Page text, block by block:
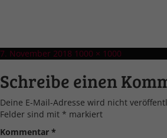
Veröffentlicht
7. November 2018 Volle
1000 × 1000
Schreibe einen
Deine E-Mail-Adresse wird nicht
Felder sind mit * markiert
Kommentar *